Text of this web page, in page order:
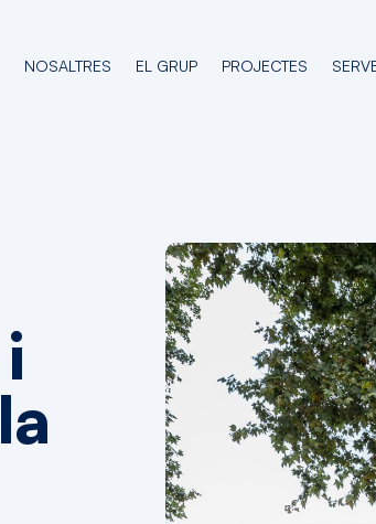
NOSALTRES EL GRUP PROJECTES
i
la